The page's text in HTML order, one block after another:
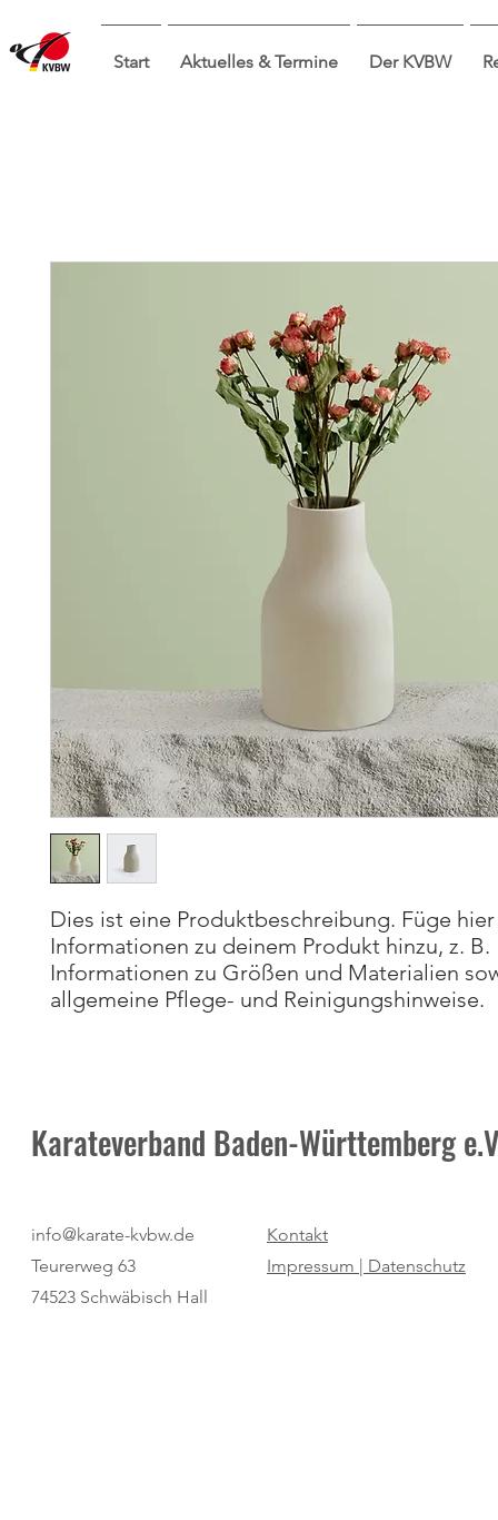
Start Aktuelles & Termine Der KVBW
Dies ist eine Produktbeschreibung. Füge hier
Informationen zu deinem Produkt hinzu, z. B.
Informationen zu Größen und Materialien
allgemeine Pflege- und Reinigungshinweise.
Karateverband Baden-Württemberg
info@karate-kvbw.de
Teurerweg 63
74523 Schwäbisch Hall
Kontakt
Impressum | Datenschutz